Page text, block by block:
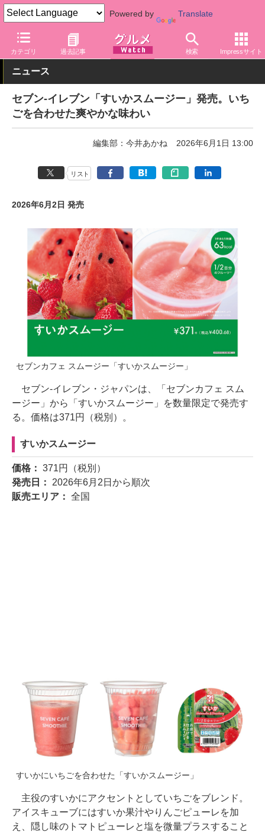
Powered by Translate
カテゴリ 過去記事 検索 Impressサイト
グルメ Watch 店舗 コンビニ セブン-イレブン
ニュース
セブン-イレブン「すいかスムージー」発売。いち
ごを合わせた爽やかな味わい
編集部：今井あかね 2026年6月1日 13:00
リスト
2026年6月2日 発売
セブンカフェ スムージー「すいかスムージー」
セブン-イレブン・ジャパンは、「セブンカフェ スム
ージー」から「すいかスムージー」を数量限定で発売す
る。価格は371円（税別）。
すいかスムージー
価格： 371円（税別）
発売日： 2026年6月2日から順次
販売エリア： 全国
すいかにいちごを合わせた「すいかスムージー」
主役のすいかにアクセントとしていちごをブレンド。
アイスキューブにはすいか果汁やりんごピューレを加
え、隠し味のトマトピューレと塩を微量プラスすること